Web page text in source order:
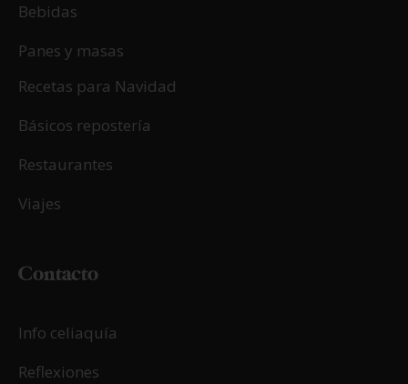
Bebidas
Panes y masas
Recetas para Navidad
Básicos repostería
Restaurantes
Viajes
Contacto
Info celiaquía
Reflexiones